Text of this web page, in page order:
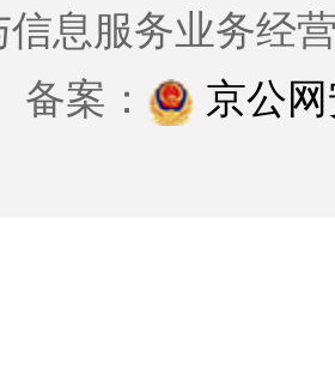
信息服务业务经
备案：
京公网